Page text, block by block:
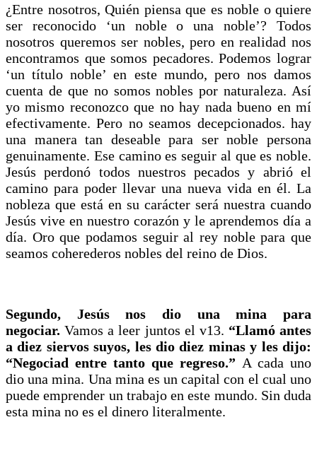
¿Entre nosotros, Quién piensa que es noble o quiere
ser reconocido ‘un noble o una noble’? Todos
nosotros queremos ser nobles, pero en realidad nos
encontramos que somos pecadores. Podemos lograr
‘un título noble’ en este mundo, pero nos damos
cuenta de que no somos nobles por naturaleza. Así
yo mismo reconozco que no hay nada bueno en mí
efectivamente. Pero no seamos decepcionados. hay
una manera tan deseable para ser noble persona
genuinamente. Ese camino es seguir al que es noble.
Jesús perdonó todos nuestros pecados y abrió el
camino para poder llevar una nueva vida en él. La
nobleza que está en su carácter será nuestra cuando
Jesús vive en nuestro corazón y le aprendemos día a
día. Oro que podamos seguir al rey noble para que
seamos coherederos nobles del reino de Dios.
Segundo, Jesús nos dio una mina para
negociar.Vamos a leer juntos el v13. “Llamó antes
a diez siervos suyos, les dio diez minas y les dijo:
“Negociad entre tanto que regreso.” A cada uno
dio una mina. Una mina es un capital con el cual uno
puede emprender un trabajo en este mundo. Sin duda
esta mina no es el dinero literalmente.